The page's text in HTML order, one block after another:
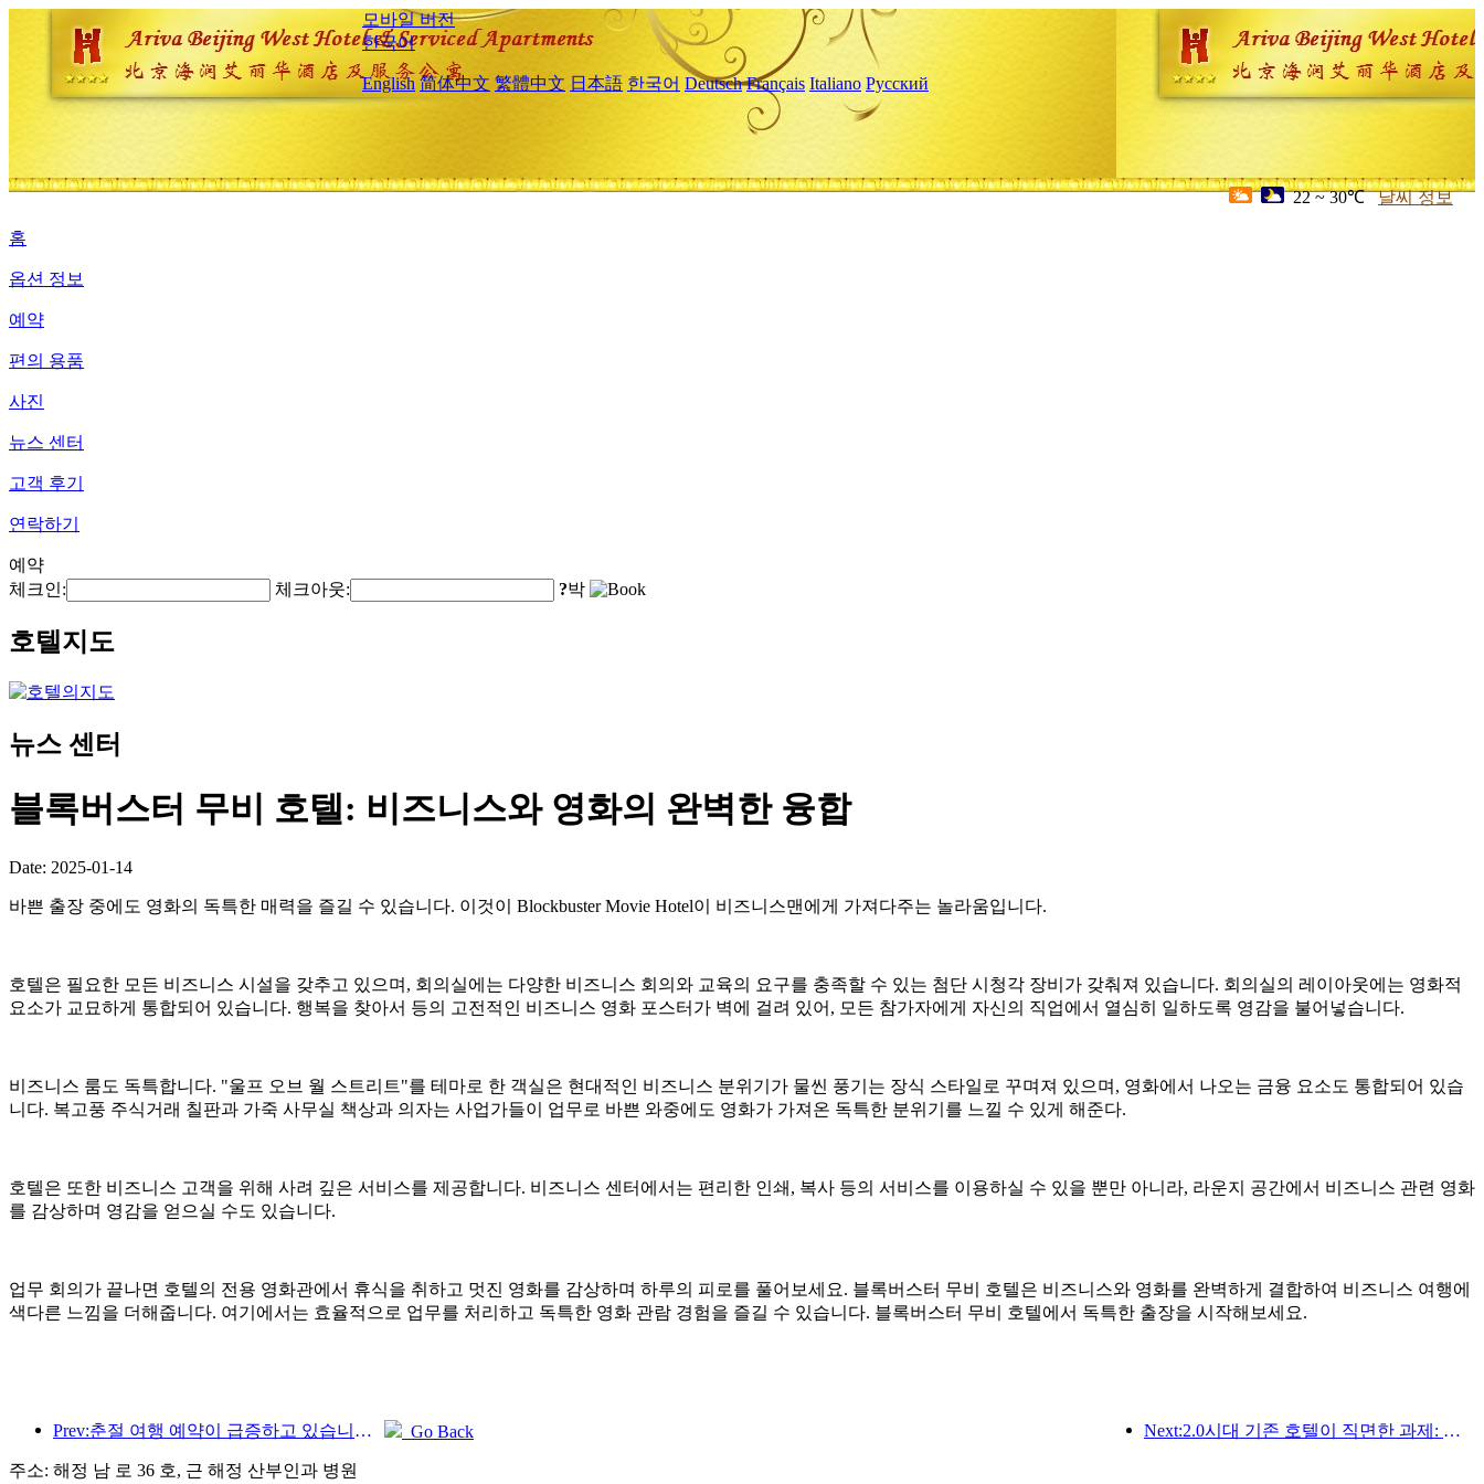
모바일 버전
한국어
English 简体中文 繁體中文 日本語 한국어 Deutsch Français Italiano Русский
22 ~ 30℃ 날씨 정보
홈
옵션 정보
예약
편의 용품
사진
뉴스 센터
고객 후기
연락하기
예약
체크인:
체크아웃: ?박
호텔지도
뉴스 센터
블록버스터 무비 호텔: 비즈니스와 영화의 완벽한 융합
Date: 2025-01-14
바쁜 출장 중에도 영화의 독특한 매력을 즐길 수 있습니다. 이것이 Blockbuster Movie Hotel이 비즈니스맨에게 가져다주는 놀라움입니다.
호텔은 필요한 모든 비즈니스 시설을 갖추고 있으며, 회의실에는 다양한 비즈니스 회의와 교육의 요구를 충족할 수 있는 첨단 시청각 장비가 갖춰져 있습니다. 회의실의 레이아웃에는 영화적
요소가 교묘하게 통합되어 있습니다. 행복을 찾아서 등의 고전적인 비즈니스 영화 포스터가 벽에 걸려 있어, 모든 참가자에게 자신의 직업에서 열심히 일하도록 영감을 불어넣습니다.
비즈니스 룸도 독특합니다. "울프 오브 월 스트리트"를 테마로 한 객실은 현대적인 비즈니스 분위기가 물씬 풍기는 장식 스타일로 꾸며져 있으며, 영화에서 나오는 금융 요소도 통합되어 있습
니다. 복고풍 주식거래 칠판과 가죽 사무실 책상과 의자는 사업가들이 업무로 바쁜 와중에도 영화가 가져온 독특한 분위기를 느낄 수 있게 해준다.
호텔은 또한 비즈니스 고객을 위해 사려 깊은 서비스를 제공합니다. 비즈니스 센터에서는 편리한 인쇄, 복사 등의 서비스를 이용하실 수 있을 뿐만 아니라, 라운지 공간에서 비즈니스 관련 영화
를 감상하며 영감을 얻으실 수도 있습니다.
업무 회의가 끝나면 호텔의 전용 영화관에서 휴식을 취하고 멋진 영화를 감상하며 하루의 피로를 풀어보세요. 블록버스터 무비 호텔은 비즈니스와 영화를 완벽하게 결합하여 비즈니스 여행에
색다른 느낌을 더해줍니다. 여기에서는 효율적으로 업무를 처리하고 독특한 영화 관람 경험을 즐길 수 있습니다. 블록버스터 무비 호텔에서 독특한 출장을 시작해보세요.
Prev:춘절 여행 예약이 급증하고 있습니다! 230만개 호텔업체, 좋은 출발 가능 Next:2.0시대 기존 호텔이 직면한 과제: 업그레이드가 핵심, 진정한 가치 혁신
Go Back
주소: 해정 남 로 36 호, 근 해정 산부인과 병원